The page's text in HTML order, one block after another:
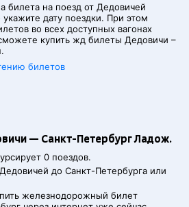
билета на поезд от Дедовичей
укажите дату поездки. При этом
во всех доступных вагонах
купить жд билеты Дедовичи –
билетов
— Санкт-Петербург Ладож.
0 поездов.
Дедовичей до Санкт-Петербурга или
железнодорожный билет